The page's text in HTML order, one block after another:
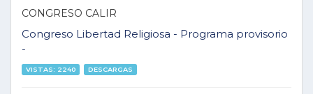
CONGRESO CALIR
Congreso Libertad Religiosa - Programa provisorio
-
VISTAS: 2240 DESCARGAS